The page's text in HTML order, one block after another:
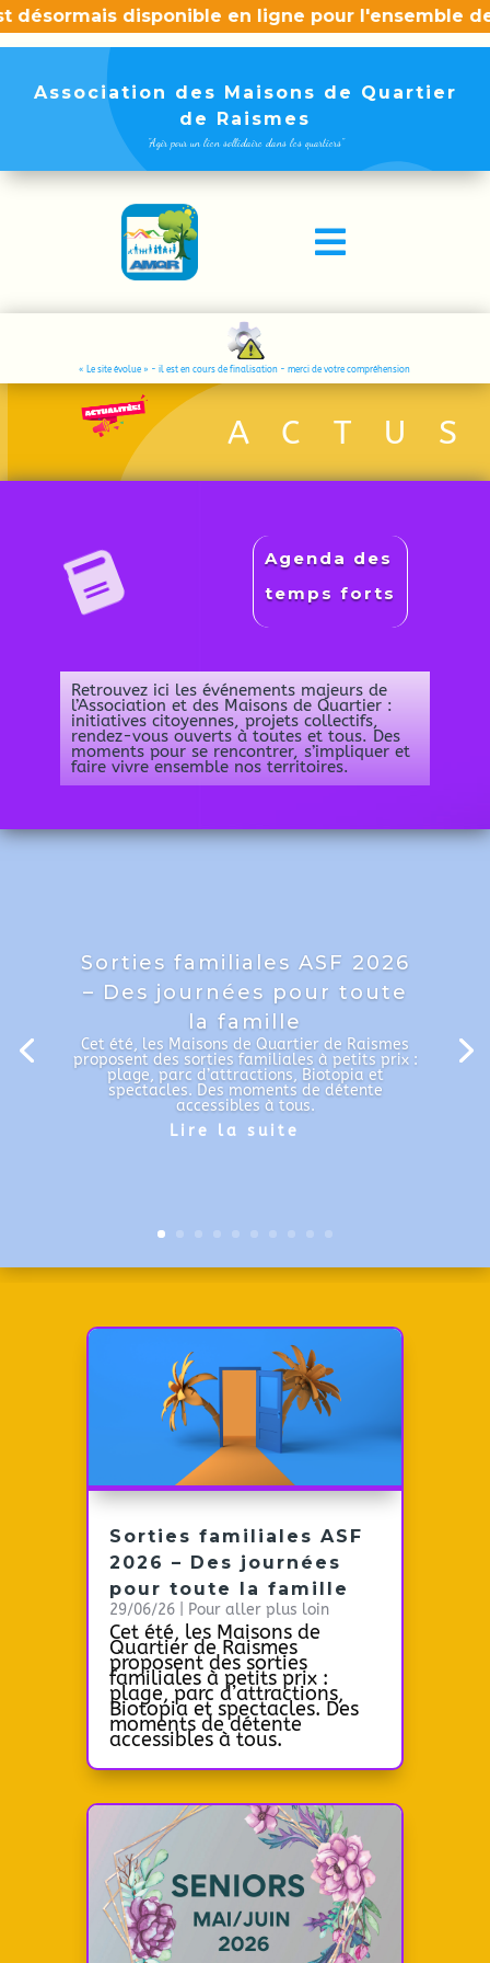
disponible en ligne pour l'ensemble des
Association des Maisons de Quartier
de Raismes
"Agir pour un lien sollidaire dans les quartiers"

« Le site évolue » - il est en cours de finalisation - merci de votre compréhension
ACTUS

Agenda des
temps forts
Retrouvez ici les événements majeurs de
l’Association et des Maisons de Quartier :
initiatives citoyennes, projets collectifs,
rendez-vous ouverts à toutes et tous. Des
moments pour se rencontrer, s’impliquer et
faire vivre ensemble nos territoires.
Sorties familiales ASF 2026
– Des journées pour toute
la famille
Cet été, les Maisons de Quartier de Raismes
proposent des sorties familiales à petits prix :
plage, parc d’attractions, Biotopia et
spectacles. Des moments de détente
accessibles à tous.
Lire la suite
Sorties familiales ASF
2026 – Des journées
pour toute la famille
29/06/26 Pour aller plus loin
Cet été, les Maisons de
Quartier de Raismes
proposent des sorties
familiales à petits prix :
plage, parc d’attractions,
Biotopia et spectacles. Des
moments de détente
accessibles à tous.